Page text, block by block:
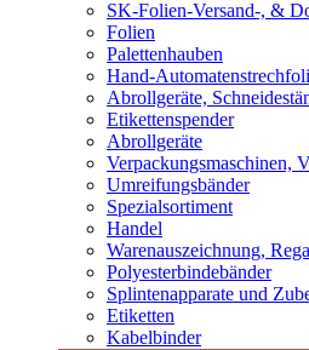
SK-Folien-Versand-, &
Folien
Palettenhauben
Hand-
Abrollgeräte,
Etikettenspender
Abrollgeräte
Verpackungsmaschinen,
Umreifungsbänder
Spezialsortiment
Handel
Warenauszeichnung,
Polyesterbindebänder
Splintenapparate und
Etiketten
Kabelbinder